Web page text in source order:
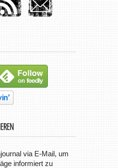
via E-Mail, um
informiert zu